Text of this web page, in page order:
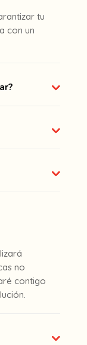
tu
con un
no
contigo